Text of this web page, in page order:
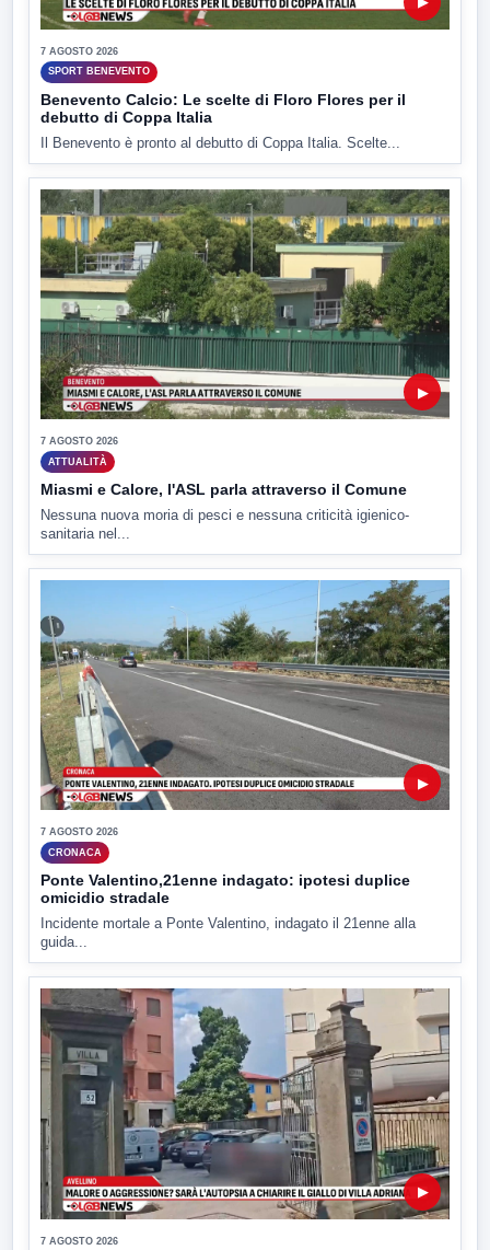
7 AGOSTO 2026
SPORT BENEVENTO
Benevento Calcio: Le scelte di Floro Flores per il
debutto di Coppa Italia
Il Benevento è pronto al debutto di Coppa Italia. Scelte...
▶
7 AGOSTO 2026
ATTUALITÀ
Miasmi e Calore, l'ASL parla attraverso il Comune
Nessuna nuova moria di pesci e nessuna criticità igienico-
sanitaria nel...
▶
7 AGOSTO 2026
CRONACA
Ponte Valentino,21enne indagato: ipotesi duplice
omicidio stradale
Incidente mortale a Ponte Valentino, indagato il 21enne alla
guida...
▶
7 AGOSTO 2026